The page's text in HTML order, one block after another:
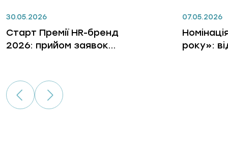
30.05.2026
Старт Премії HR-бренд
2026: прийом заявок
07.05.2026
року»: